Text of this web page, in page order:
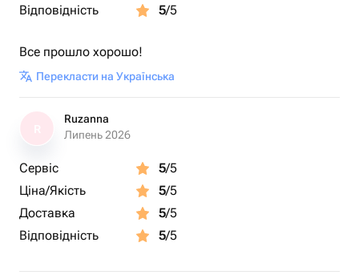
Відповідність 5/5
Все прошло хорошо!
Перекласти на Українська
Ruzanna
Липень 2026
Сервіс 5/5
Ціна/Якість
5/5
Доставка
5/5
Відповідність
5/5